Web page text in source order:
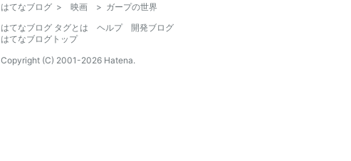
はてなブログ > 映画 > ガープの世界
はてなブログ タグとは
ヘルプ
開発ブログ
はてなブログトップ
Copyright (C) 2001-2026 Hatena.